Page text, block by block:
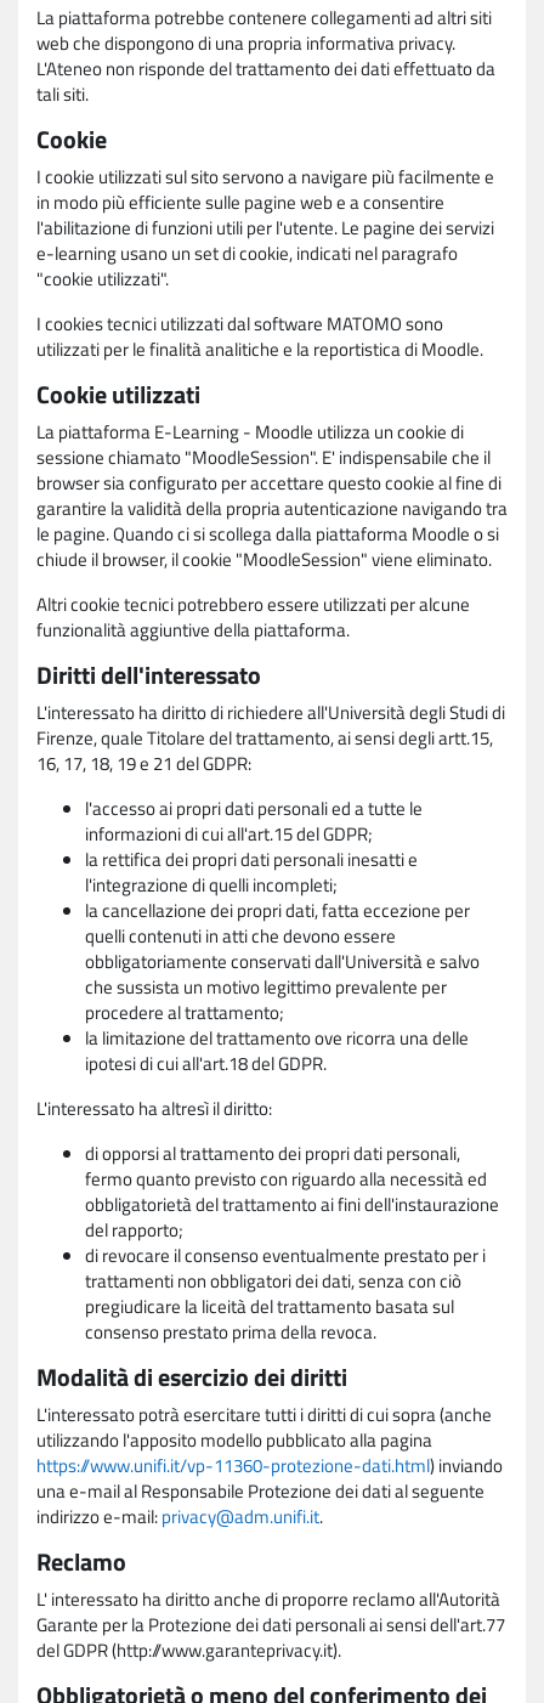
La piattaforma potrebbe contenere collegamenti ad altri siti
web che dispongono di una propria informativa privacy.
L'Ateneo non risponde del trattamento dei dati effettuato da
tali siti.
Cookie
I cookie utilizzati sul sito servono a navigare più facilmente e
in modo più efficiente sulle pagine web e a consentire
l'abilitazione di funzioni utili per l'utente. Le pagine dei servizi
e-learning usano un set di cookie, indicati nel paragrafo
"cookie utilizzati".
I cookies tecnici utilizzati dal software MATOMO sono
utilizzati per le finalità analitiche e la reportistica di Moodle.
Cookie utilizzati
La piattaforma E-Learning - Moodle utilizza un cookie di
sessione chiamato "MoodleSession". E' indispensabile che il
browser sia configurato per accettare questo cookie al fine di
garantire la validità della propria autenticazione navigando tra
le pagine. Quando ci si scollega dalla piattaforma Moodle o si
chiude il browser, il cookie "MoodleSession" viene eliminato.
Altri cookie tecnici potrebbero essere utilizzati per alcune
funzionalità aggiuntive della piattaforma.
Diritti dell'interessato
L'interessato ha diritto di richiedere all'Università degli Studi di
Firenze, quale Titolare del trattamento, ai sensi degli artt.15,
16, 17, 18, 19 e 21 del GDPR:
l'accesso ai propri dati personali ed a tutte le
informazioni di cui all'art.15 del GDPR;
la rettifica dei propri dati personali inesatti e
l'integrazione di quelli incompleti;
la cancellazione dei propri dati, fatta eccezione per
quelli contenuti in atti che devono essere
obbligatoriamente conservati dall'Università e salvo
che sussista un motivo legittimo prevalente per
procedere al trattamento;
la limitazione del trattamento ove ricorra una delle
ipotesi di cui all'art.18 del GDPR.
L'interessato ha altresì il diritto:
di opporsi al trattamento dei propri dati personali,
fermo quanto previsto con riguardo alla necessità ed
obbligatorietà del trattamento ai fini dell'instaurazione
del rapporto;
di revocare il consenso eventualmente prestato per i
trattamenti non obbligatori dei dati, senza con ciò
pregiudicare la liceità del trattamento basata sul
consenso prestato prima della revoca.
Modalità di esercizio dei diritti
L'interessato potrà esercitare tutti i diritti di cui sopra (anche
utilizzando l'apposito modello pubblicato alla pagina
https://www.unifi.it/vp-11360-protezione-dati.html) inviando
una e-mail al Responsabile Protezione dei dati al seguente
indirizzo e-mail:privacy@adm.unifi.it.
Reclamo
L' interessato ha diritto anche di proporre reclamo all'Autorità
Garante per la Protezione dei dati personali ai sensi dell'art.77
del GDPR (http://www.garanteprivacy.it).
Obbligatorietà o meno del conferimento dei